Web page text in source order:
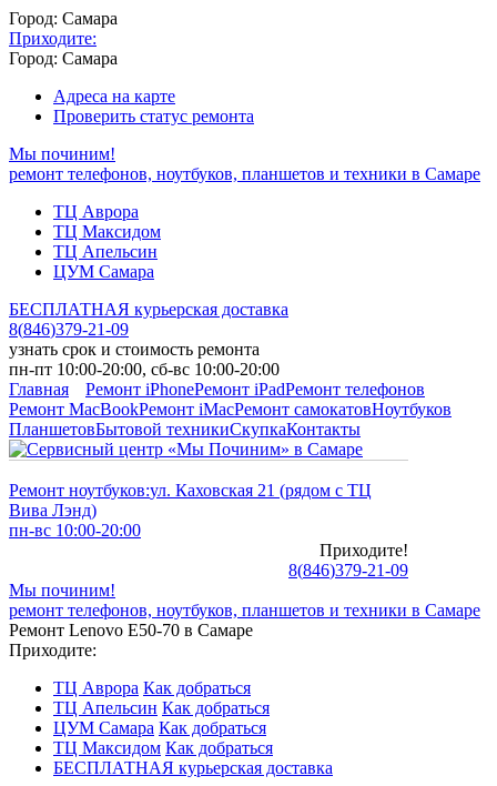
Город: Самара
Приходите:
Город: Самара
Адреса на карте
Проверить статус ремонта
Мы починим!
ремонт телефонов, ноутбуков, планшетов и техники в Самаре
ТЦ Аврора
ТЦ Максидом
ТЦ Апельсин
ЦУМ Самара
БЕСПЛАТНАЯ курьерская доставка
8(846)379-21-09
узнать срок и стоимость ремонта
пн-пт 10:00-20:00, сб-вс 10:00-20:00
Главная
Ремонт iPhoneРемонт iPadРемонт телефонов
Ремонт MacBookРемонт iMacРемонт самокатовНоутбуков
ПланшетовБытовой техникиСкупкаКонтакты
Ремонт ноутбуков:ул. Каховская 21 (рядом с ТЦ
Вива Лэнд)
пн-вс 10:00-20:00
Приходите!
8(846)379-21-09
Мы починим!
ремонт телефонов, ноутбуков, планшетов и техники в Самаре
Ремонт Lenovo E50-70 в Самаре
Приходите:
ТЦ Аврора Как добраться
ТЦ Апельсин Как добраться
ЦУМ Самара Как добраться
ТЦ Максидом Как добраться
БЕСПЛАТНАЯ курьерская доставка